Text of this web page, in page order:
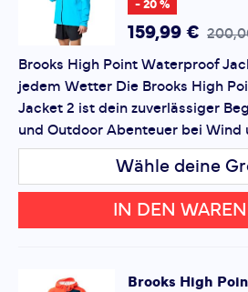
Pflichtfelder
Bewertung
Dieses Formular ist durch reCAPTCHA
dieDatenschutzbestimmungenund
- 20 %
159,99 €
Brooks High Point Waterproof
jedem Wetter Die Brooks High
Jacket 2 ist dein zuverlässiger
und Outdoor Abenteuer bei Wind
Wähle deine
IN DEN
Brooks High